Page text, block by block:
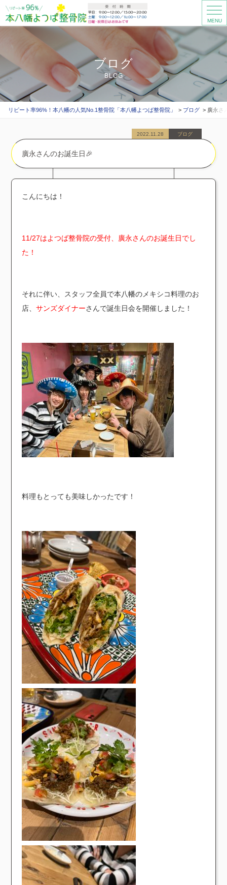
MENU
ブログ
BLOG
リピート率96%！本八幡の人気No.1整骨院「本八幡よつば整骨院」 ブログ 廣永さ
廣永さんのお誕生日🎉
2022.11.28 ブログ
こんにちは！
11/27はよつば整骨院の受付、廣永さんのお誕生日でし
た！
それに伴い、スタッフ全員で本八幡のメキシコ料理のお
店、サンズダイナーさんで誕生日会を開催しました！
料理もとっても美味しかったです！